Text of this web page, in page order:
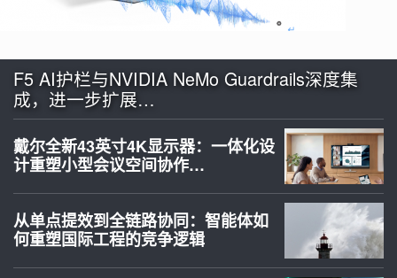
F5 AI护栏与NVIDIA NeMo Guardrails深度集
成，进一步扩展…
戴尔全新43英寸4K显示器：一体化设
计重塑小型会议空间协作…
从单点提效到全链路协同：智能体如
何重塑国际工程的竞争逻辑